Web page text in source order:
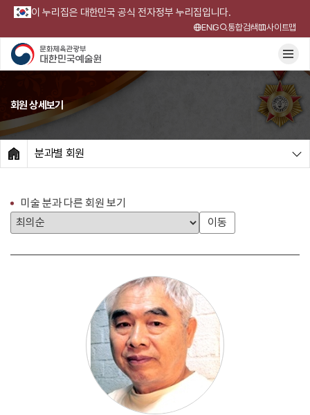
이 누리집은 대한민국 공식 전자정부 누리집입니다.
ENG 통합검색 사이트맵
회원 상세보기
HOME
분과별 회원
미술 분과 다른 회원 보기
이동